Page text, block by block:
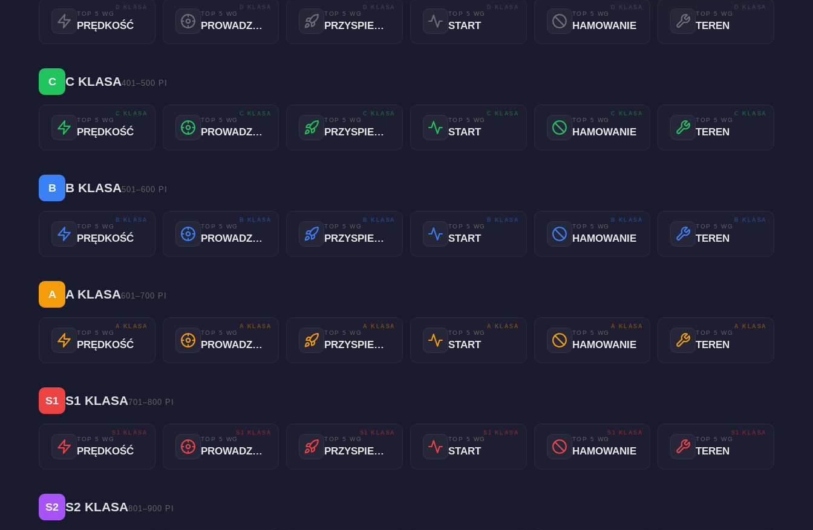
TOP 5 WG
PRĘDKOŚĆ
D KLASA
TOP 5 WG
PROWADZENIE
D KLASA
TOP 5 WG
PRZYSPIESZENIE
D KLASA
TOP 5 WG
START
D KLASA
TOP 5 WG
HAMOWANIE
D KLASA
TOP 5 WG
TEREN
D KLASA
C C KLASA401–500 PI
TOP 5 WG
PRĘDKOŚĆ
C KLASA
TOP 5 WG
PROWADZENIE
C KLASA
TOP 5 WG
PRZYSPIESZENIE
C KLASA
TOP 5 WG
START
C KLASA
TOP 5 WG
HAMOWANIE
C KLASA
TOP 5 WG
TEREN
C KLASA
B B KLASA501–600 PI
TOP 5 WG
PRĘDKOŚĆ
B KLASA
TOP 5 WG
PROWADZENIE
B KLASA
TOP 5 WG
PRZYSPIESZENIE
B KLASA
TOP 5 WG
START
B KLASA
TOP 5 WG
HAMOWANIE
B KLASA
TOP 5 WG
TEREN
B KLASA
A A KLASA601–700 PI
TOP 5 WG
PRĘDKOŚĆ
A KLASA
TOP 5 WG
PROWADZENIE
A KLASA
TOP 5 WG
PRZYSPIESZENIE
A KLASA
TOP 5 WG
START
A KLASA
TOP 5 WG
HAMOWANIE
A KLASA
TOP 5 WG
TEREN
A KLASA
S1 S1 KLASA701–800 PI
TOP 5 WG
PRĘDKOŚĆ
S1 KLASA
TOP 5 WG
PROWADZENIE
S1 KLASA
TOP 5 WG
PRZYSPIESZENIE
S1 KLASA
TOP 5 WG
START
S1 KLASA
TOP 5 WG
HAMOWANIE
S1 KLASA
TOP 5 WG
TEREN
S1 KLASA
S2 S2 KLASA801–900 PI